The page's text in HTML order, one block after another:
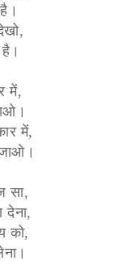
में,
में,
सा,
देना,
को,